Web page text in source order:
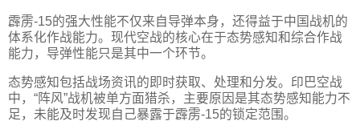
霹雳-15的强大性能不仅来自导弹本身，还得益于中国战机的
体系化作战能力。现代空战的核心在于态势感知和综合作战
能力，导弹性能只是其中一个环节。
态势感知包括战场资讯的即时获取、处理和分发。印巴空战
中，“阵风”战机被单方面猎杀，主要原因是其态势感知能力不
足，未能及时发现自己暴露于霹雳-15的锁定范围。